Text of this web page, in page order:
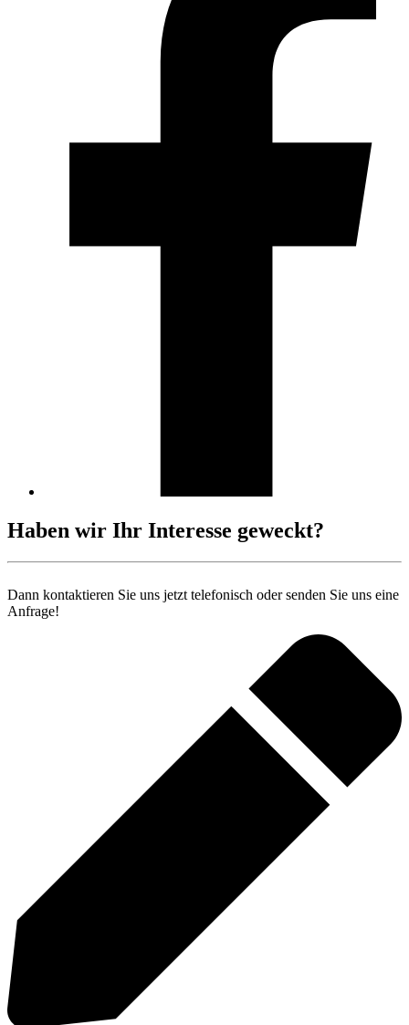
Haben wir Ihr Interesse geweckt?
Dann kontaktieren Sie uns jetzt telefonisch oder senden Sie uns eine
Anfrage!